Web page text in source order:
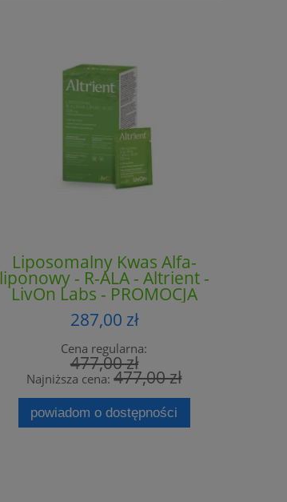
Liposomalny Kwas Alfa-
liponowy - R-ALA - Altrient -
LivOn Labs - PROMOCJA
287,00 zł
Cena regularna:
477,00 zł
Najniższa cena:477,00 zł
powiadom o dostępności